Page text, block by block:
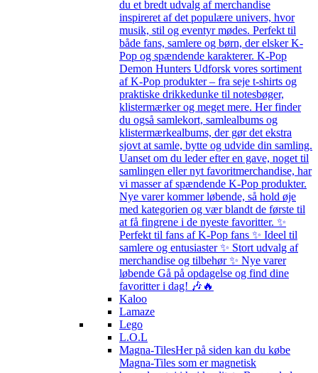
du et bredt udvalg af merchandise
inspireret af det populære univers, hvor
musik, stil og eventyr mødes. Perfekt til
både fans, samlere og børn, der elsker K-
Pop og spændende karakterer. K-Pop
Demon Hunters Udforsk vores sortiment
af K-Pop produkter – fra seje t-shirts og
praktiske drikkedunke til notesbøger,
klistermærker og meget mere. Her finder
du også samlekort, samlealbums og
klistermærkealbums, der gør det ekstra
sjovt at samle, bytte og udvide din samling.
Uanset om du leder efter en gave, noget til
samlingen eller nyt favoritmerchandise, har
vi masser af spændende K-Pop produkter.
Nye varer kommer løbende, så hold øje
med kategorien og vær blandt de første til
at få fingrene i de nyeste favoritter. ✨
Perfekt til fans af K-Pop fans ✨ Ideel til
samlere og entusiaster ✨ Stort udvalg af
merchandise og tilbehør ✨ Nye varer
løbende Gå på opdagelse og find dine
favoritter i dag! 🎶🔥
Kaloo
Lamaze
Lego
L.O.L
Magna-TilesHer på siden kan du købe
Magna-Tiles som er magnetisk